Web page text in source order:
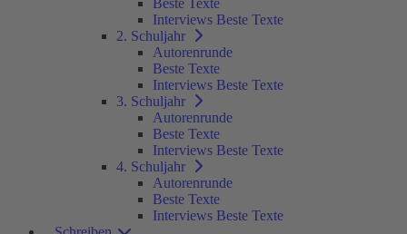
Beste Texte
Interviews Beste Texte
2. Schuljahr
Autorenrunde
Beste Texte
Interviews Beste Texte
3. Schuljahr
Autorenrunde
Beste Texte
Interviews Beste Texte
4. Schuljahr
Autorenrunde
Beste Texte
Interviews Beste Texte